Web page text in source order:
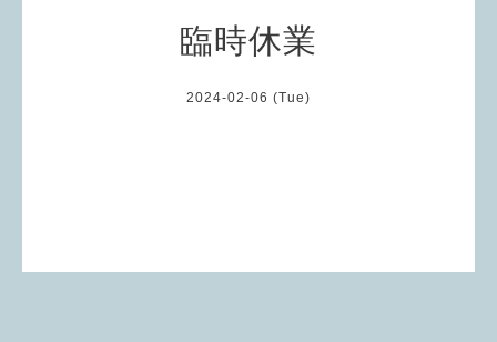
臨時休業
2024-02-06 (Tue)